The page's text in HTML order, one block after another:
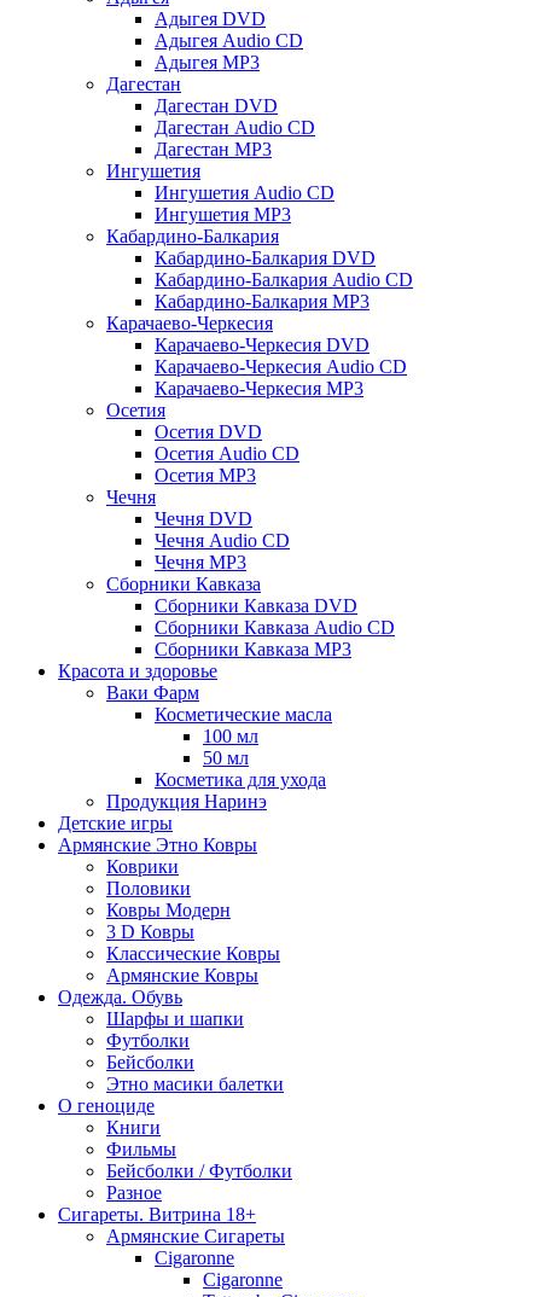
Адыгея DVD
Адыгея Audio CD
Адыгея MP3
Дагестан
Дагестан DVD
Дагестан Audio CD
Дагестан MP3
Ингушетия
Ингушетия Audio CD
Ингушетия MP3
Кабардино-Балкария
Кабардино-Балкария DVD
Кабардино-Балкария Audio CD
Кабардино-Балкария MP3
Карачаево-Черкесия
Карачаево-Черкесия DVD
Карачаево-Черкесия Audio CD
Карачаево-Черкесия MP3
Осетия
Осетия DVD
Осетия Audio CD
Осетия MP3
Чечня
Чечня DVD
Чечня Audio CD
Чечня MP3
Сборники Кавказа
Сборники Кавказа DVD
Сборники Кавказа Audio CD
Сборники Кавказа MP3
Красота и здоровье
Ваки Фарм
Косметические масла
100 мл
50 мл
Косметика для ухода
Продукция Наринэ
Детские игры
Армянские Этно Ковры
Коврики
Половики
Ковры Модерн
3 D Ковры
Классические Ковры
Армянские Ковры
Одежда. Обувь
Шарфы и шапки
Футболки
Бейсболки
Этно масики балетки
О геноциде
Книги
Фильмы
Бейсболки / Футболки
Разное
Сигареты. Витрина 18+
Армянские Сигареты
Cigaronne
Cigaronne